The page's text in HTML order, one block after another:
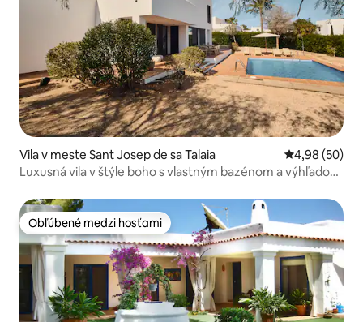
Vila v meste Sant Josep de sa Talaia Priemerné
4,98 (50)
Luxusná vila v štýle boho s vlastným bazénom a výhľadom
Obľúbené medzi hosťami
Obľúbené medzi hosťami